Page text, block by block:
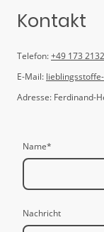
Kontakt
Telefon:+49 173
E-Mail:
Adresse: Ferdinand-
Name*
Nachricht